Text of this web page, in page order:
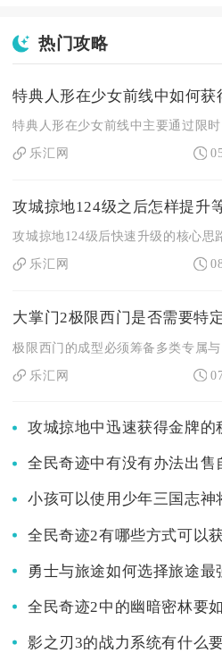
热门攻略
特典人形在少女前线中如何获
乐汇网
乐汇网
乐汇网
攻城掠地中迅速获得金牌的
全民奇迹中有没有办法出售
小孩可以使用少年三国志神
全民奇迹2有哪些方式可以
勇士与旅途如何选择旅途最
影之刃3的战力系统有什么